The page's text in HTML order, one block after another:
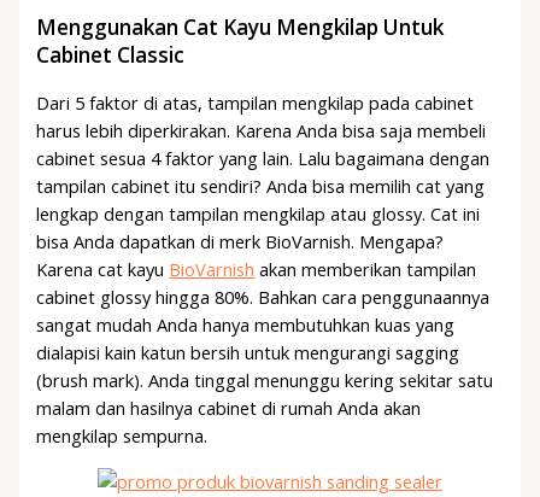
Menggunakan Cat Kayu Mengkilap Untuk
Cabinet Classic
Dari 5 faktor di atas, tampilan mengkilap pada cabinet
harus lebih diperkirakan. Karena Anda bisa saja membeli
cabinet sesua 4 faktor yang lain. Lalu bagaimana dengan
tampilan cabinet itu sendiri? Anda bisa memilih cat yang
lengkap dengan tampilan mengkilap atau glossy. Cat ini
bisa Anda dapatkan di merk BioVarnish. Mengapa?
Karena cat kayu BioVarnish akan memberikan tampilan
cabinet glossy hingga 80%. Bahkan cara penggunaannya
sangat mudah Anda hanya membutuhkan kuas yang
dialapisi kain katun bersih untuk mengurangi sagging
(brush mark). Anda tinggal menunggu kering sekitar satu
malam dan hasilnya cabinet di rumah Anda akan
mengkilap sempurna.